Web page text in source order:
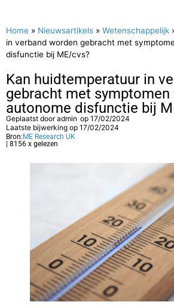
Home » Nieuwsartikels » Wetenschappelijk
in verband worden gebracht met
disfunctie bij ME/cvs?
Kan huidtemperatuur in
gebracht met symptomen
autonome disfunctie bij
Geplaatst dooradmin op 17/02/2024
Laatste bijwerking op 17/02/2024
Bron: ME Research UK
| 8156 x gelezen